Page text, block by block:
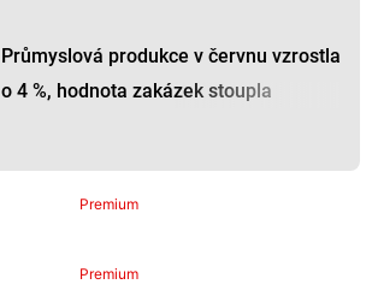
Průmyslová produkce v červnu vzrostla
o 4 %, hodnota zakázek stoupla
Premium
Premium